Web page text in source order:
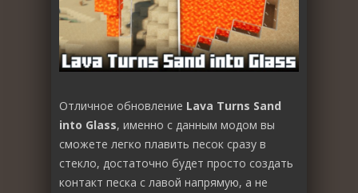
Отличное обновление Lava Turns Sand
into Glass, именно с данным модом вы
сможете легко плавить песок сразу в
стекло, достаточно будет просто создать
контакт песка с лавой напрямую, а не